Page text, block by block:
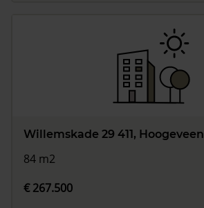
Willemskade 29 411, Hoogeveen
84 m2
€ 267.500